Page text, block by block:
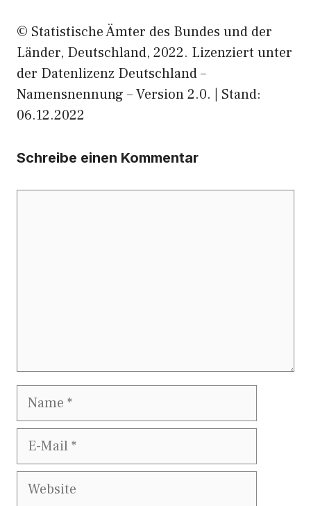
© Statistische Ämter des Bundes und der
Länder, Deutschland, 2022. Lizenziert unter
der Datenlizenz Deutschland –
Namensnennung – Version 2.0. | Stand:
06.12.2022
Schreibe einen Kommentar
Name
E-
Website